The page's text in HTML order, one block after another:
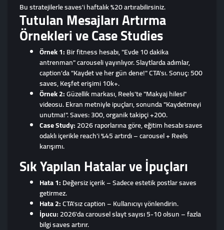
Bu stratejilerle saves'i haftalık %20 artırabilirsiniz.
Tutulan Mesajları Artırma
Örnekleri ve Case Studies
Örnek 1:Bir fitness hesabı, "Evde 10 dakika
antrenman" carouseli yayınlıyor. Slaytlarda adımlar,
caption'da "Kaydet ve her gün dene!" CTA'sı. Sonuç: 500
saves, Keşfet erişimi 10k+.
Örnek 2:Güzellik markası, Reels'te "Makyaj hilesi"
videosu. Ekran metniyle ipuçları, sonunda "Kaydetmeyi
unutma!". Saves: 300, organik takipçi +200.
Case Study:2026 raporlarına göre, eğitim hesabı saves
odaklı içerikle reach'i %45 artırdı – carousel + Reels
karışımı.
Sık Yapılan Hatalar ve İpuçları
Hata 1:Değersiz içerik – Sadece estetik postlar saves
getirmez.
Hata 2:CTA'sız caption – Kullanıcıyı yönlendirin.
İpucu:2026'da carousel slayt sayısı 5-10 olsun – fazla
bilgi saves artırır.